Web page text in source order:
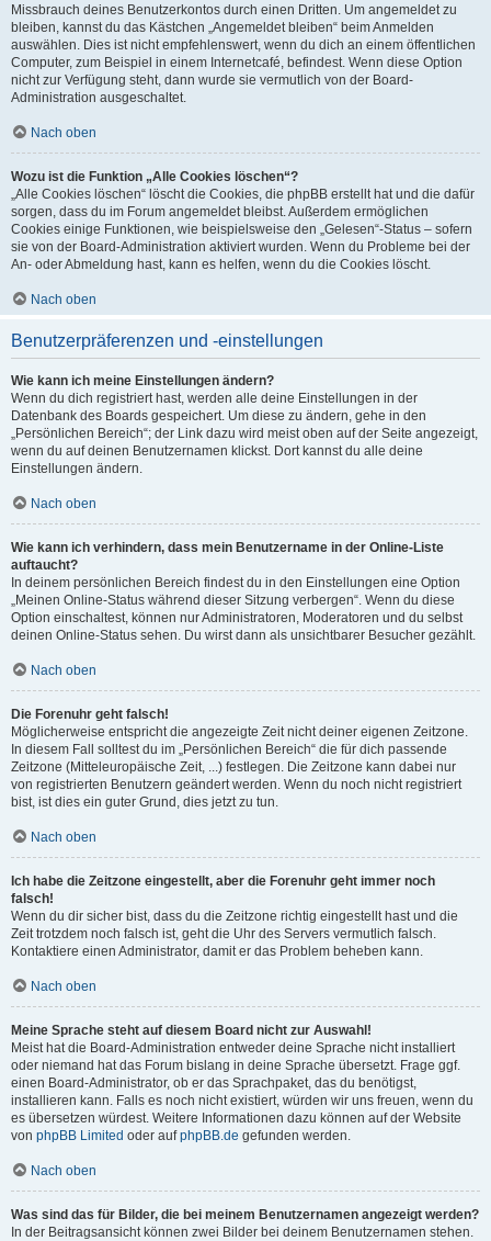
Missbrauch deines Benutzerkontos durch einen Dritten. Um angemeldet zu
bleiben, kannst du das Kästchen „Angemeldet bleiben“ beim Anmelden
auswählen. Dies ist nicht empfehlenswert, wenn du dich an einem öffentlichen
Computer, zum Beispiel in einem Internetcafé, befindest. Wenn diese Option
nicht zur Verfügung steht, dann wurde sie vermutlich von der Board-
Administration ausgeschaltet.
Nach oben
Wozu ist die Funktion „Alle Cookies löschen“?
„Alle Cookies löschen“ löscht die Cookies, die phpBB erstellt hat und die dafür
sorgen, dass du im Forum angemeldet bleibst. Außerdem ermöglichen
Cookies einige Funktionen, wie beispielsweise den „Gelesen“-Status – sofern
sie von der Board-Administration aktiviert wurden. Wenn du Probleme bei der
An- oder Abmeldung hast, kann es helfen, wenn du die Cookies löscht.
Nach oben
Benutzerpräferenzen und -einstellungen
Wie kann ich meine Einstellungen ändern?
Wenn du dich registriert hast, werden alle deine Einstellungen in der
Datenbank des Boards gespeichert. Um diese zu ändern, gehe in den
„Persönlichen Bereich“; der Link dazu wird meist oben auf der Seite angezeigt,
wenn du auf deinen Benutzernamen klickst. Dort kannst du alle deine
Einstellungen ändern.
Nach oben
Wie kann ich verhindern, dass mein Benutzername in der Online-Liste
auftaucht?
In deinem persönlichen Bereich findest du in den Einstellungen eine Option
„Meinen Online-Status während dieser Sitzung verbergen“. Wenn du diese
Option einschaltest, können nur Administratoren, Moderatoren und du selbst
deinen Online-Status sehen. Du wirst dann als unsichtbarer Besucher gezählt.
Nach oben
Die Forenuhr geht falsch!
Möglicherweise entspricht die angezeigte Zeit nicht deiner eigenen Zeitzone.
In diesem Fall solltest du im „Persönlichen Bereich“ die für dich passende
Zeitzone (Mitteleuropäische Zeit, ...) festlegen. Die Zeitzone kann dabei nur
von registrierten Benutzern geändert werden. Wenn du noch nicht registriert
bist, ist dies ein guter Grund, dies jetzt zu tun.
Nach oben
Ich habe die Zeitzone eingestellt, aber die Forenuhr geht immer noch
falsch!
Wenn du dir sicher bist, dass du die Zeitzone richtig eingestellt hast und die
Zeit trotzdem noch falsch ist, geht die Uhr des Servers vermutlich falsch.
Kontaktiere einen Administrator, damit er das Problem beheben kann.
Nach oben
Meine Sprache steht auf diesem Board nicht zur Auswahl!
Meist hat die Board-Administration entweder deine Sprache nicht installiert
oder niemand hat das Forum bislang in deine Sprache übersetzt. Frage ggf.
einen Board-Administrator, ob er das Sprachpaket, das du benötigst,
installieren kann. Falls es noch nicht existiert, würden wir uns freuen, wenn du
es übersetzen würdest. Weitere Informationen dazu können auf der Website
von phpBB Limited oder aufphpBB.de gefunden werden.
Nach oben
Was sind das für Bilder, die bei meinem Benutzernamen angezeigt werden?
In der Beitragsansicht können zwei Bilder bei deinem Benutzernamen stehen.